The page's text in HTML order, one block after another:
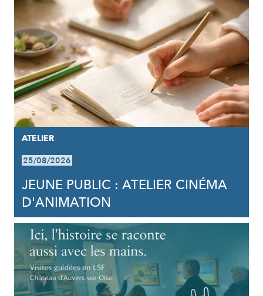
ATELIER
25/08/2026
JEUNE PUBLIC : ATELIER CINÉMA
D'ANIMATION